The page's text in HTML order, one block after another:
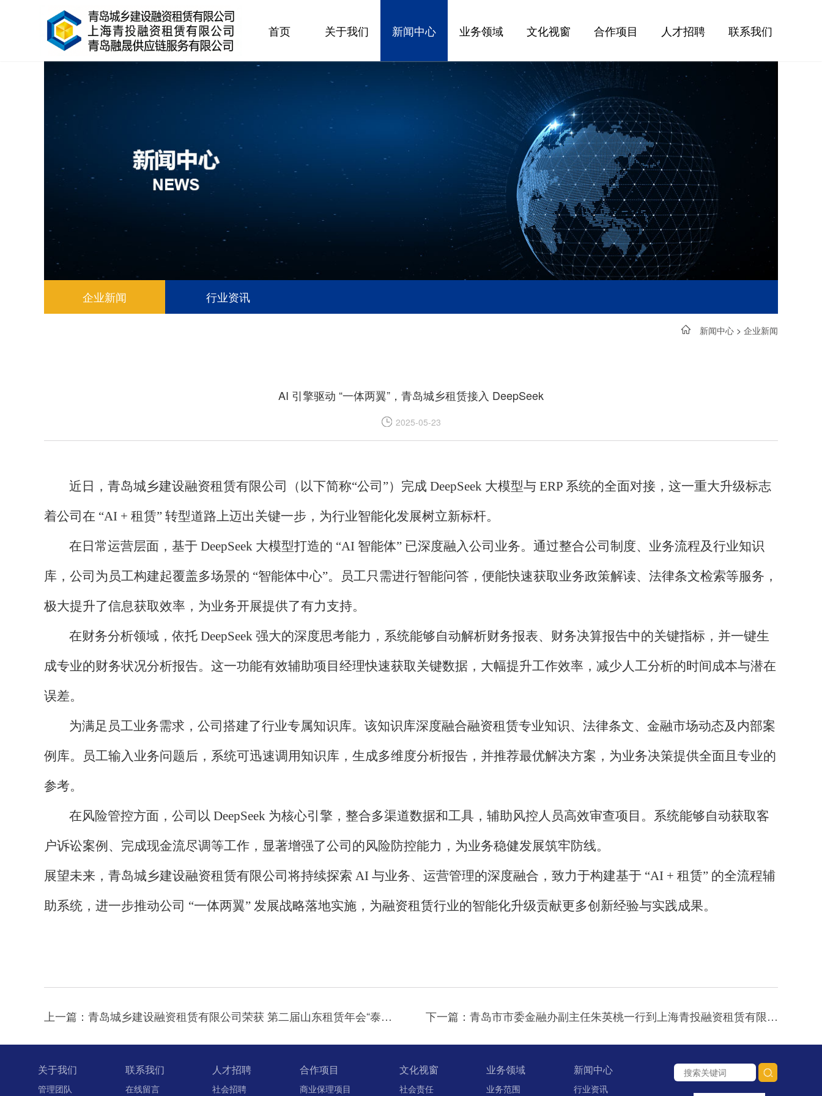
首页 关于我们 新闻中心 业务领域 文化视窗 合作项目 人才招聘 联系我们
企业新闻 行业资讯
新闻中心 > 企业新闻
AI 引擎驱动 “一体两翼”，青岛城乡租赁接入 DeepSeek
2025-05-23
近日，青岛城乡建设融资租赁有限公司 （以下简称“公司 ”） 完成 DeepSeek 大模型与 ERP 系统的全面对接，这一重大升级标志
着公司在 “AI + 租赁” 转型道路上迈出关键一步，为行业智能化发展树立新标杆。
在日常运营层面，基于 DeepSeek 大模型打造的 “AI 智能体” 已深度融入公司业务。通过整合公司制度、业务流程及行业知识
库，公司为员工构建起覆盖多场景的 “智能体中心”。员工只需进行智能问答，便能快速获取业务政策解读、法律条文检索等服务，
极大提升了信息获取效率，为业务开展提供了有力支持。
在财务分析领域，依托 DeepSeek 强大的深度思考能力，系统能够自动解析财务报表、财务决算报告中的关键指标，并一键生
成专业的财务状况分析报告。这一功能有效辅助项目经理快速获取关键数据，大幅提升工作效率，减少人工分析的时间成本与潜在
误差。
为满足员工业务需求，公司搭建了行业专属知识库。该知识库深度融合融资租赁专业知识、法律条文、金融市场动态及内部案
例库。员工输入业务问题后，系统可迅速调用知识库，生成多维度分析报告，并推荐最优解决方案，为业务决策提供全面且专业的
参考。
在风险管控方面，公司以 DeepSeek 为核心引擎，整合多渠道数据和工具，辅助风控人员高效审查项目。系统能够自动获取客
户诉讼案例、完成现金流尽调等工作，显著增强了公司的风险防控能力，为业务稳健发展筑牢防线。
展望未来，青岛城乡建设融资租赁有限公司将持续探索 AI 与业务、运营管理的深度融合，致力于构建基于 “AI + 租赁” 的全流程辅
助系统，进一步推动公司 “一体两翼” 发展战略落地实施，为融资租赁行业的智能化升级贡献更多创新经验与实践成果。
上一篇：青岛城乡建设融资租赁有限公司荣获 第二届山东租赁年会“泰山杯”高质量发展奖 下一篇：青岛市市委金融办副主任朱英桃一行到上海青投融资租赁有限公司调研
关于我们
管理团队
联系我们
在线留言
人才招聘
社会招聘
合作项目
商业保理项目
文化视窗
社会责任
业务领域
业务范围
新闻中心
行业资讯